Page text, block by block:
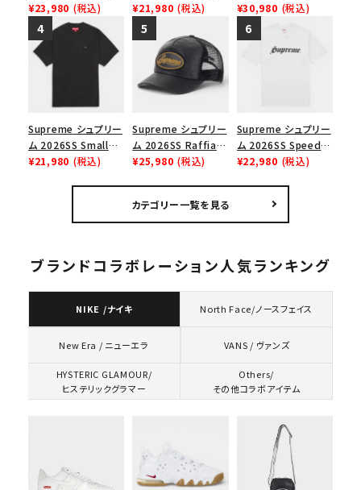
Chino Twill Camp
Cap ウォッシュド チ
ノツイル キャンプキャ
ップ ブラック
¥23,980 (税込)
Tee スピードTシャツ
ブラック
¥21,980 (税込)
Angeles Fire Relief
Box Logo Tee ファ
イヤーリリーフボック
スロゴTシャツ ホワ
¥30,980 (税込)
Supreme シュプリー
ム 2026SS Small
Box Tee スモールボ
¥21,980 (税込)
Supreme シュプリー
ム 2026SS Raffia
Mesh Back 5-Panel
ック
¥25,980 (税込)
Supreme シュプリー
ム 2026SS Speed
Tee スピードTシャツ
¥22,980 (税込)
カテゴリー一覧を見る
ブランドコラボレーション人気ランキング
NIKE /ナイキ North Face/ノースフェイス
New Era / ニューエラ VANS / ヴァンズ
HYSTERIC GLAMOUR/
ヒステリックグラマー
Others/
その他コラボアイテム